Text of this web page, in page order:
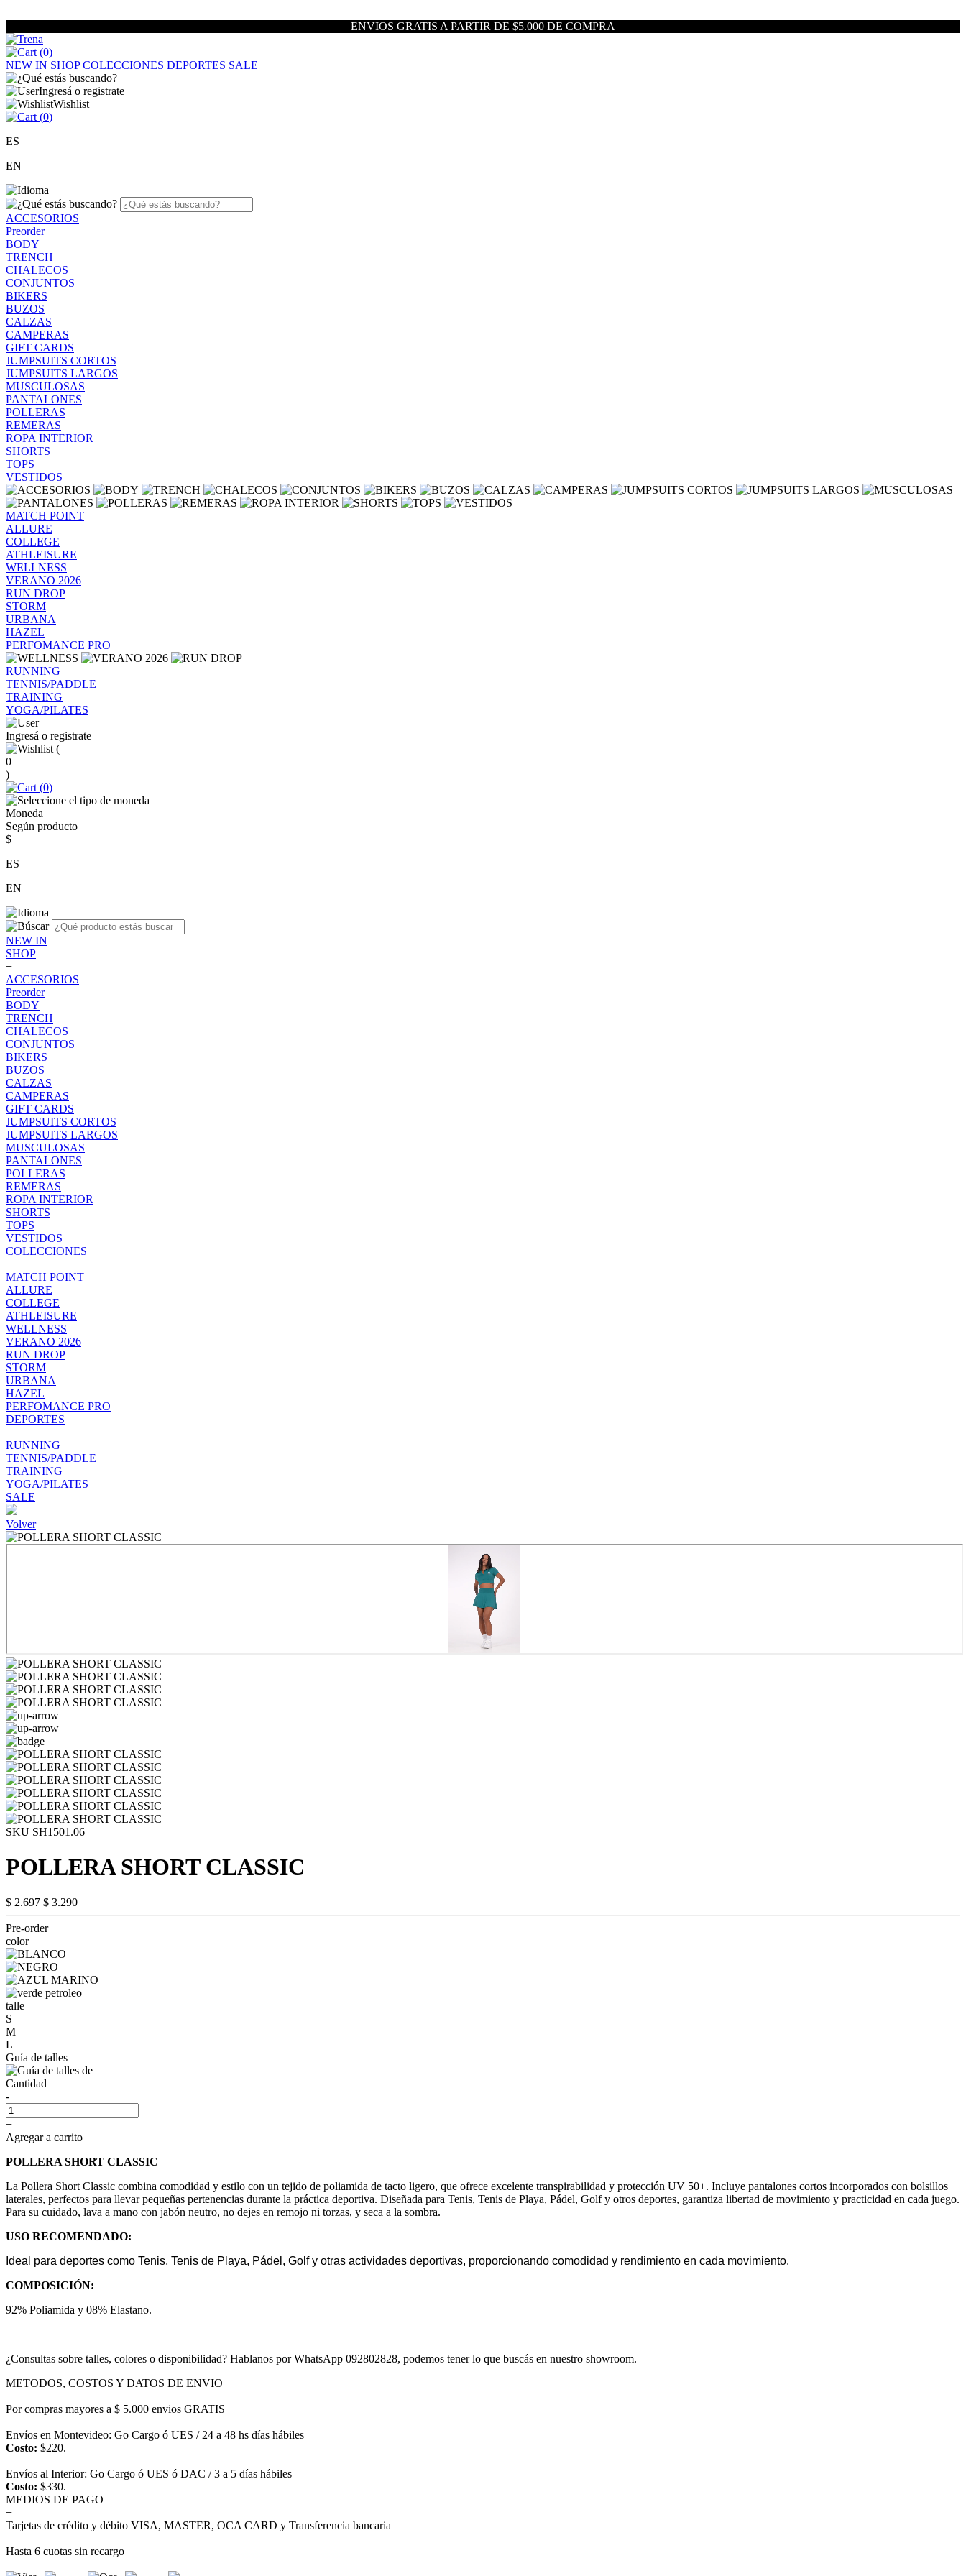
ENVIOS GRATIS A PARTIR DE $5.000 DE COMPRA
(0)
NEW IN SHOPCOLECCIONES DEPORTES SALE
Ingresá o registrate
Wishlist
(0)
ES
EN
ACCESORIOS
Preorder
BODY
TRENCH
CHALECOS
CONJUNTOS
BIKERS
BUZOS
CALZAS
CAMPERAS
GIFT CARDS
JUMPSUITS CORTOS
JUMPSUITS LARGOS
MUSCULOSAS
PANTALONES
POLLERAS
REMERAS
ROPA INTERIOR
SHORTS
TOPS
VESTIDOS
MATCH POINT
ALLURE
COLLEGE
ATHLEISURE
WELLNESS
VERANO 2026
RUN DROP
STORM
URBANA
HAZEL
PERFOMANCE PRO
RUNNING
TENNIS/PADDLE
TRAINING
YOGA/PILATES
Ingresá o registrate
(
0
)
(0)
Moneda
Según producto
$
ES
EN
NEW IN
SHOP
+
ACCESORIOS
Preorder
BODY
TRENCH
CHALECOS
CONJUNTOS
BIKERS
BUZOS
CALZAS
CAMPERAS
GIFT CARDS
JUMPSUITS CORTOS
JUMPSUITS LARGOS
MUSCULOSAS
PANTALONES
POLLERAS
REMERAS
ROPA INTERIOR
SHORTS
TOPS
VESTIDOS
COLECCIONES
+
MATCH POINT
ALLURE
COLLEGE
ATHLEISURE
WELLNESS
VERANO 2026
RUN DROP
STORM
URBANA
HAZEL
PERFOMANCE PRO
DEPORTES
+
RUNNING
TENNIS/PADDLE
TRAINING
YOGA/PILATES
SALE
Volver
SKU SH1501.06
POLLERA SHORT CLASSIC
$ 2.697 $ 3.290
Pre-order
color
talle
S
M
L
Guía de talles
Cantidad
-
+
Agregar a carrito
POLLERA SHORT CLASSIC
La Pollera Short Classic combina comodidad y estilo con un tejido de poliamida de tacto ligero, que ofrece excelente transpirabilidad y protección UV 50+. Incluye pantalones cortos incorporados con bolsillos
laterales, perfectos para llevar pequeñas pertenencias durante la práctica deportiva. Diseñada para Tenis, Tenis de Playa, Pádel, Golf y otros deportes, garantiza libertad de movimiento y practicidad en cada juego.
Para su cuidado, lava a mano con jabón neutro, no dejes en remojo ni torzas, y seca a la sombra.
USO RECOMENDADO:
Ideal para deportes como Tenis, Tenis de Playa, Pádel, Golf y otras actividades deportivas, proporcionando comodidad y rendimiento en cada movimiento.
COMPOSICIÓN:
92% Poliamida y 08% Elastano.
¿Consultas sobre talles, colores o disponibilidad? Hablanos por WhatsApp 092802828, podemos tener lo que buscás en nuestro showroom.
METODOS, COSTOS Y DATOS DE ENVIO
+
Por compras mayores a $ 5.000 envios GRATIS
Envíos en Montevideo: Go Cargo ó UES / 24 a 48 hs días hábiles
Costo: $220.
Envíos al Interior: Go Cargo ó UES ó DAC / 3 a 5 días hábiles
Costo: $330.
MEDIOS DE PAGO
+
Tarjetas de crédito y débito VISA, MASTER, OCA CARD y Transferencia bancaria
Hasta 6 cuotas sin recargo